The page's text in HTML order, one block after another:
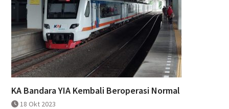
KA Bandara YIA Kembali Beroperasi Normal
18 Okt 2023